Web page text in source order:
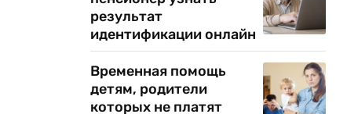
результат
идентификации онлайн
Временная помощь
детям, родители
которых не платят